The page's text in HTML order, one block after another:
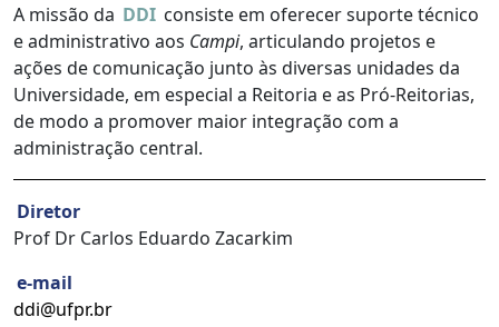
A missão da DDI consiste em oferecer suporte técnico
e administrativo aos Campi, articulando projetos e
ações de comunicação junto às diversas unidades da
Universidade, em especial a Reitoria e as Pró-Reitorias,
de modo a promover maior integração com a
administração central.
Diretor
Prof Dr Carlos Eduardo Zacarkim
e-mail
ddi@ufpr.br